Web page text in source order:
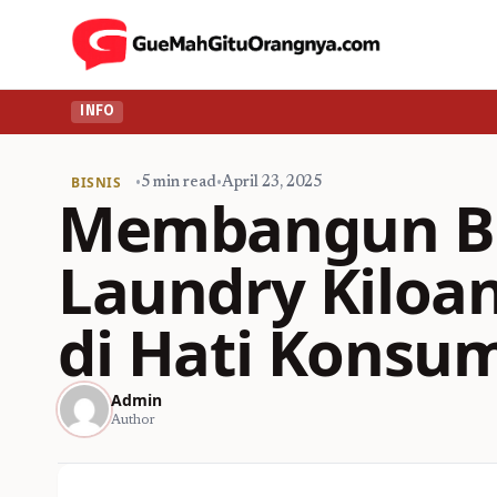
INFO
BISNIS •5 min read•April 23, 2025
Membangun
Laundry
di Hati
Admin
Author